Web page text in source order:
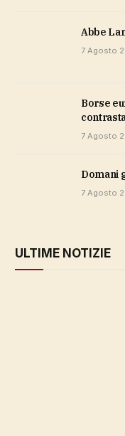
Abbe
7 Agosto
Borse europee poco mosse, piazze asiatiche
7 Agosto
7 Agosto
ULTIME NOTIZIE